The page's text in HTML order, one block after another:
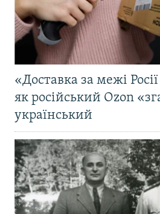
«Доставка за межі
як російський Ozon
український